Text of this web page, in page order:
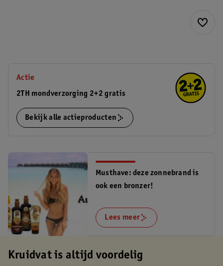
Actie
2TH mondverzorging 2+2 gratis
Bekijk alle actieproducten
Musthave: deze zonnebrand is
ook een bronzer!
Lees meer
Kruidvat is altijd voordelig